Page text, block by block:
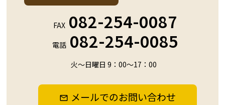
FAX 082-254-0087
電話 082-254-0085
火～日曜日 9：00～17：00
メールでのお問い合わせ